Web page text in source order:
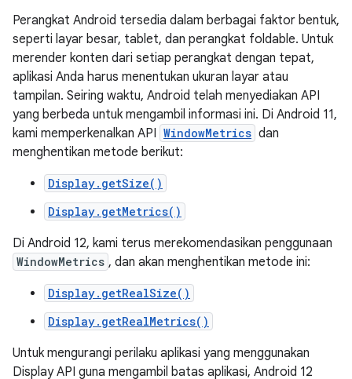
Perangkat Android tersedia dalam berbagai faktor bentuk,
seperti layar besar, tablet, dan perangkat foldable. Untuk
merender konten dari setiap perangkat dengan tepat,
aplikasi Anda harus menentukan ukuran layar atau
tampilan. Seiring waktu, Android telah menyediakan API
yang berbeda untuk mengambil informasi ini. Di Android 11,
kami memperkenalkan API WindowMetrics dan
menghentikan metode berikut:
Display.getSize()
Display.getMetrics()
Di Android 12, kami terus merekomendasikan penggunaan
WindowMetrics , dan akan menghentikan metode ini:
Display.getRealSize()
Display.getRealMetrics()
Untuk mengurangi perilaku aplikasi yang menggunakan
Display API guna mengambil batas aplikasi, Android 12